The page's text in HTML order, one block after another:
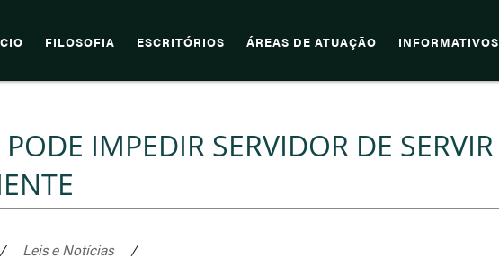
FILOSOFIA ESCRITÓRIOS ÁREAS DE ATUAÇÃO INFORMATIVOS
IMPEDIR SERVIDOR DE SERVIR
/ Leis e Notícias /